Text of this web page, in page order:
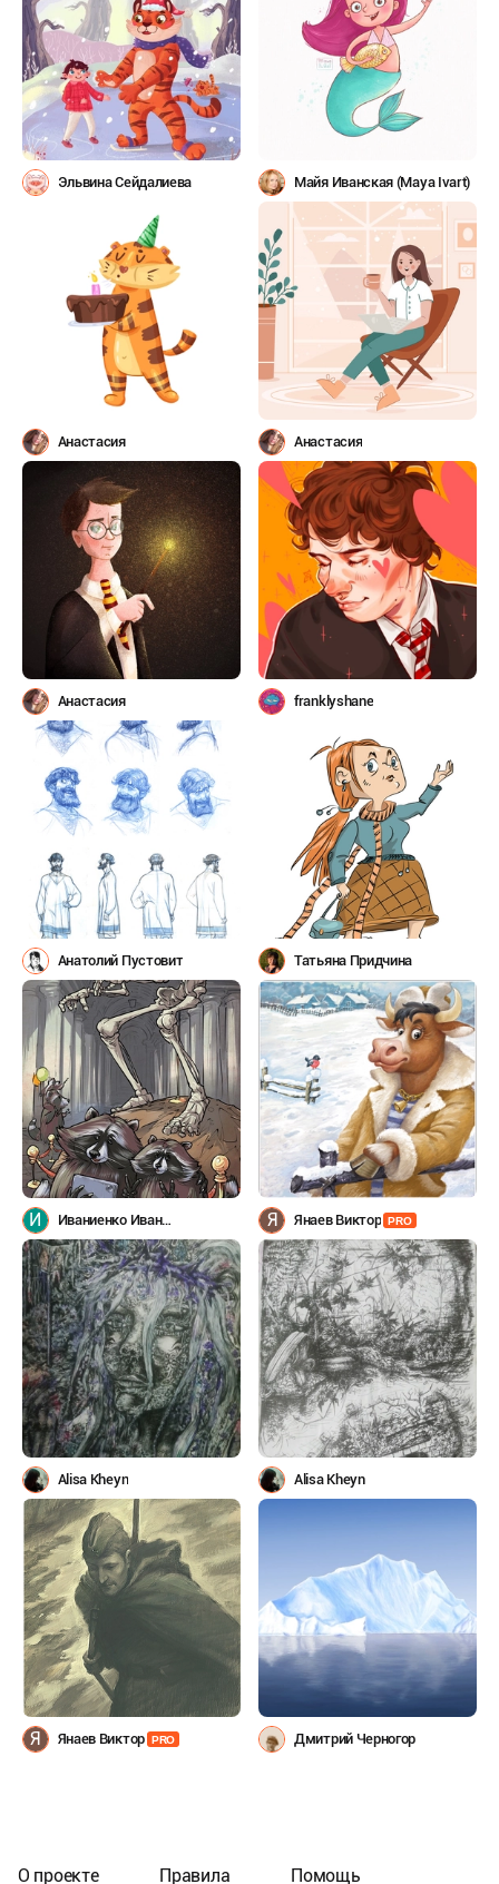
Эльвина Сейдалиева Майя Иванская (Maya Ivart)
Анастасия Анастасия
Анастасия franklyshane
Анатолий Пустовит Татьяна Придчина
И
Иваниенко Иван
Николаевич
Я Янаев Виктор PRO
Alisa Kheyn Alisa Kheyn
Я Янаев Виктор PRO Дмитрий Черногор
О проекте Правила Помощь